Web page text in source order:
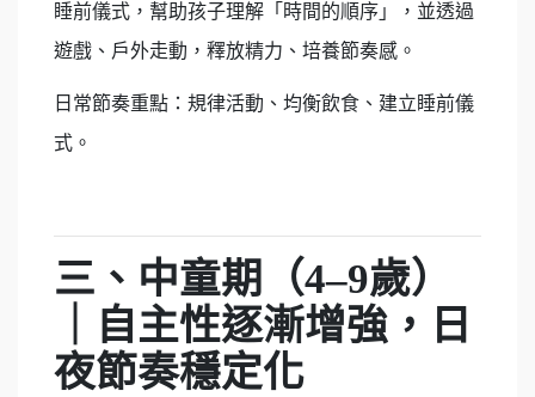
睡前儀式，幫助孩子理解「時間的順序」，並透過
遊戲、戶外走動，釋放精力、培養節奏感。
日常節奏重點：規律活動、均衡飲食、建立睡前儀
式。
三、中童期（4–9歲）
｜自主性逐漸增強，日
夜節奏穩定化